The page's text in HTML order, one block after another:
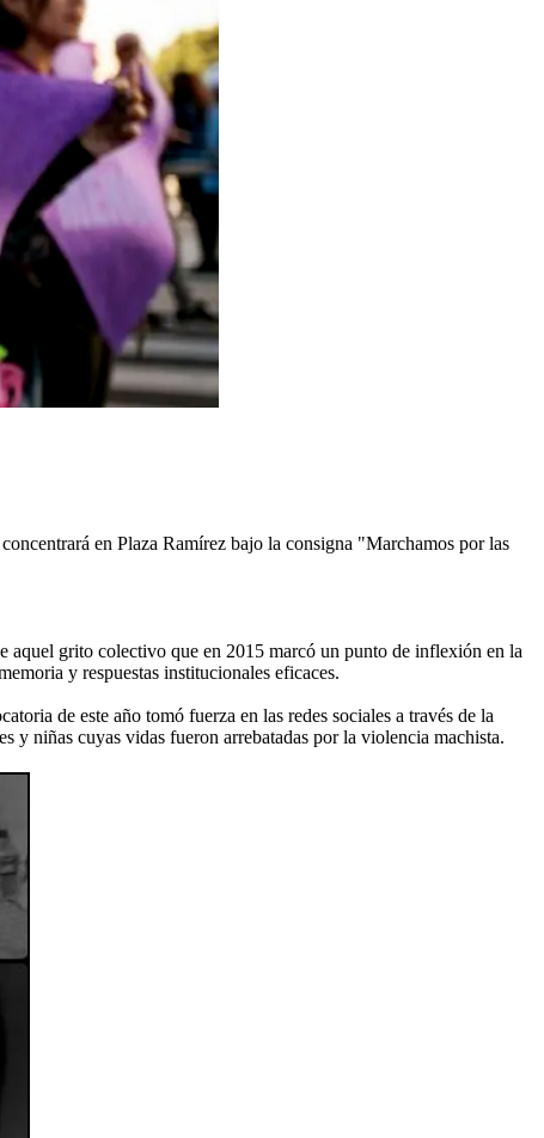
en Plaza Ramírez bajo la consigna "Marchamos por las
aquel grito colectivo que en 2015 marcó un punto de inflexión en la
y respuestas institucionales eficaces.
de este año tomó fuerza en las redes sociales a través de la
y niñas cuyas vidas fueron arrebatadas por la violencia machista.